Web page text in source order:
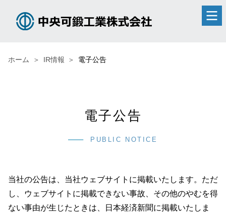
ホーム IR情報 電子公告
電子公告
PUBLIC NOTICE
当社の公告は、当社ウェブサイトに掲載いたします。ただ
し、ウェブサイトに掲載できない事故、その他のやむを得
ない事由が生じたときは、日本経済新聞に掲載いたしま